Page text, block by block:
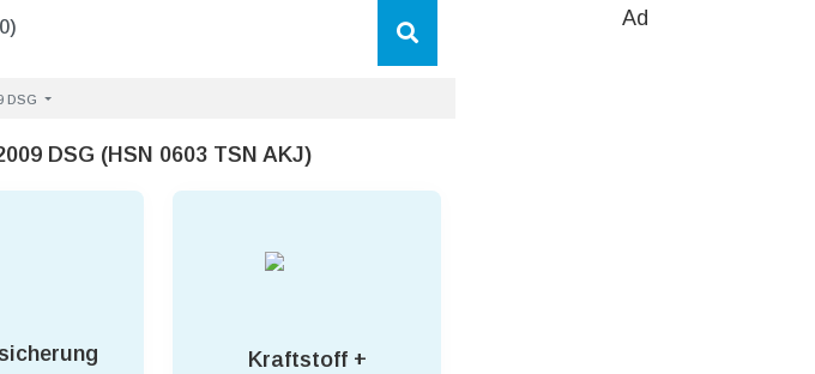
0) Ad
DSG
DSG (HSN 0603 TSN AKJ)
Kraftstoff +